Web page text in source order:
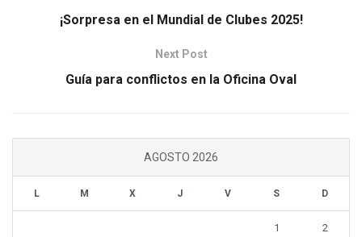
¡Sorpresa en el Mundial de Clubes 2025!
Next Post
Guía para conflictos en la Oficina Oval
AGOSTO 2026
L M X J V S D
1 2